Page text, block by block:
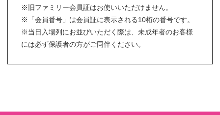
※旧ファミリー会員証はお使いいただけません。
※「会員番号」は会員証に表示される10桁の番号です。
※当日入場列にお並びいただく際は、未成年者のお客様
には必ず保護者の方がご同伴ください。